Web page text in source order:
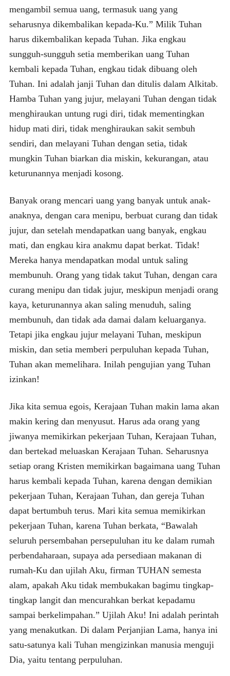
mengambil semua uang, termasuk uang yang
seharusnya dikembalikan kepada-Ku.” Milik Tuhan
harus dikembalikan kepada Tuhan. Jika engkau
sungguh-sungguh setia memberikan uang Tuhan
kembali kepada Tuhan, engkau tidak dibuang oleh
Tuhan. Ini adalah janji Tuhan dan ditulis dalam Alkitab.
Hamba Tuhan yang jujur, melayani Tuhan dengan tidak
menghiraukan untung rugi diri, tidak mementingkan
hidup mati diri, tidak menghiraukan sakit sembuh
sendiri, dan melayani Tuhan dengan setia, tidak
mungkin Tuhan biarkan dia miskin, kekurangan, atau
keturunannya menjadi kosong.
Banyak orang mencari uang yang banyak untuk anak-
anaknya, dengan cara menipu, berbuat curang dan tidak
jujur, dan setelah mendapatkan uang banyak, engkau
mati, dan engkau kira anakmu dapat berkat. Tidak!
Mereka hanya mendapatkan modal untuk saling
membunuh. Orang yang tidak takut Tuhan, dengan cara
curang menipu dan tidak jujur, meskipun menjadi orang
kaya, keturunannya akan saling menuduh, saling
membunuh, dan tidak ada damai dalam keluarganya.
Tetapi jika engkau jujur melayani Tuhan, meskipun
miskin, dan setia memberi perpuluhan kepada Tuhan,
Tuhan akan memelihara. Inilah pengujian yang Tuhan
izinkan!
Jika kita semua egois, Kerajaan Tuhan makin lama akan
makin kering dan menyusut. Harus ada orang yang
jiwanya memikirkan pekerjaan Tuhan, Kerajaan Tuhan,
dan bertekad meluaskan Kerajaan Tuhan. Seharusnya
setiap orang Kristen memikirkan bagaimana uang Tuhan
harus kembali kepada Tuhan, karena dengan demikian
pekerjaan Tuhan, Kerajaan Tuhan, dan gereja Tuhan
dapat bertumbuh terus. Mari kita semua memikirkan
pekerjaan Tuhan, karena Tuhan berkata, “Bawalah
seluruh persembahan persepuluhan itu ke dalam rumah
perbendaharaan, supaya ada persediaan makanan di
rumah-Ku dan ujilah Aku, firman TUHAN semesta
alam, apakah Aku tidak membukakan bagimu tingkap-
tingkap langit dan mencurahkan berkat kepadamu
sampai berkelimpahan.” Ujilah Aku! Ini adalah perintah
yang menakutkan. Di dalam Perjanjian Lama, hanya ini
satu-satunya kali Tuhan mengizinkan manusia menguji
Dia, yaitu tentang perpuluhan.